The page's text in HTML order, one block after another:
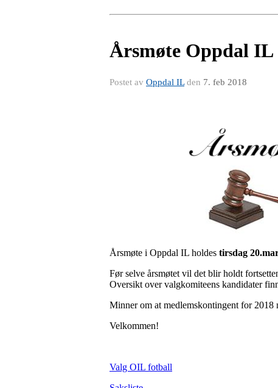
Årsmøte Oppdal IL
Postet av Oppdal ILden 7. feb 2018
Årsmøte i Oppdal IL holdes tirsdag
Før selve årsmøtet vil det blir holdt
Oversikt over valgkomiteens kandidater
Minner om at medlemskontingent for 2018
Velkommen!
Valg OIL fotball